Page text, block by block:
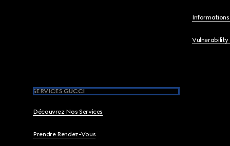
Informations
Vulnerability
SERVICES GUCCI
Découvrez Nos Services
Prendre Rendez-Vous